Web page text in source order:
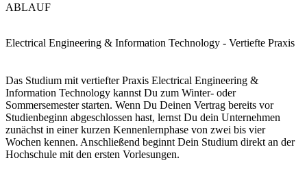
ABLAUF
Electrical Engineering & Information Technology - Vertiefte Praxis
Das Studium mit vertiefter Praxis Electrical Engineering &
Information Technology kannst Du zum Winter- oder
Sommersemester starten. Wenn Du Deinen Vertrag bereits vor
Studienbeginn abgeschlossen hast, lernst Du dein Unternehmen
zunächst in einer kurzen Kennenlernphase von zwei bis vier
Wochen kennen. Anschließend beginnt Dein Studium direkt an der
Hochschule mit den ersten Vorlesungen.